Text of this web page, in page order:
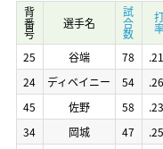
背番号 選手名 試合数
25 谷端 78
24
ディベイニー 54
45
佐野 58
34
岡城 47
背番号 選手名 試合数
25 谷端 78
24
ディベイニー 54
45
佐野 58
34
岡城 47
背番号 選手名 試合数 打率
25 谷端 78
24
ディベイニー 54
45
佐野 58
34
岡城 47
背番号 選手名 試合数 打率
25 谷端 78
24
ディベイニー 54
45
佐野 58
34
岡城 47